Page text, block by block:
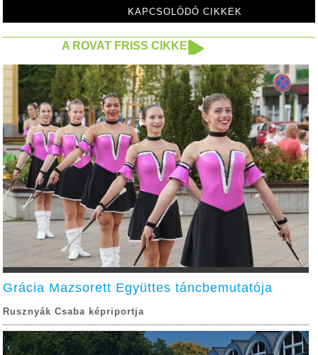
KAPCSOLÓDÓ CIKKEK
A ROVAT FRISS CIKKEI
Grácia Mazsorett Együttes táncbemutatója
Rusznyák Csaba képriportja